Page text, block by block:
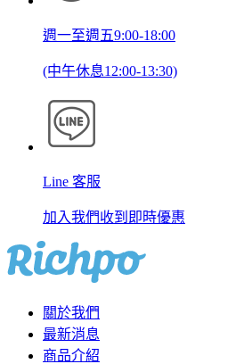
週一至週五9:00-18:00
(中午休息12:00-13:30)
Line 客服
加入我們收到即時優惠
關於我們
最新消息
商品介紹